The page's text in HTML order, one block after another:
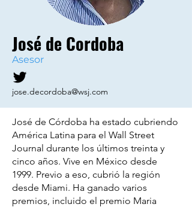
José de Cordoba
Asesor
jose.decordoba@wsj.com
José de Córdoba ha estado cubriendo
América Latina para el Wall Street
Journal durante los últimos treinta y
cinco años. Vive en México desde
1999. Previo a eso, cubrió la región
desde Miami. Ha ganado varios
premios, incluido el premio Maria